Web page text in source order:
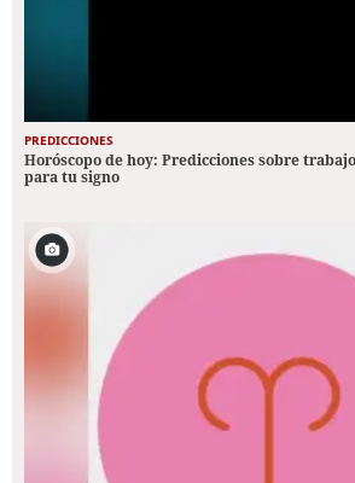
PREDICCIONES
Horóscopo de hoy: Predicciones sobre
para tu signo